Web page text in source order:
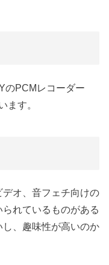
のPCMレコーダー
ます。
オ、音フェチ向けの
れているものがある
、趣味性が高いのか